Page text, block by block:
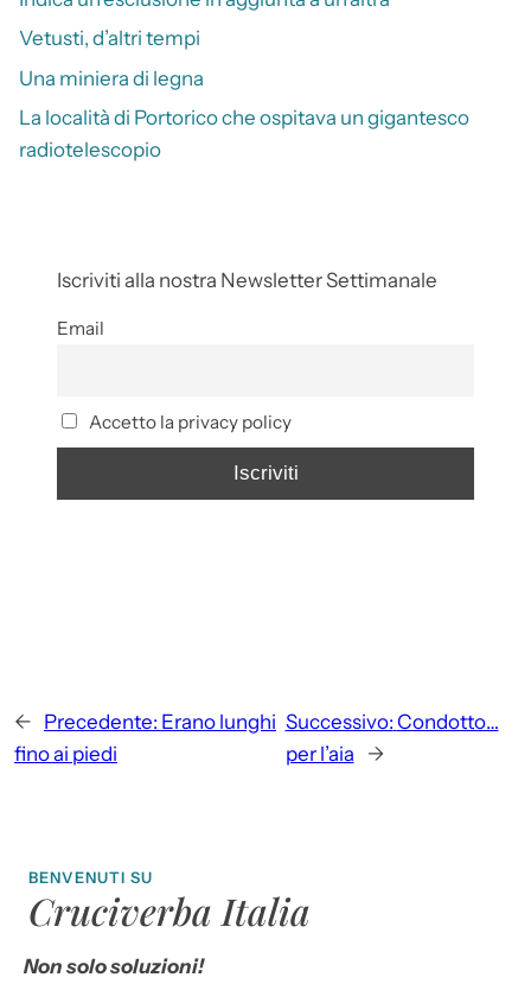
Vetusti, d’altri tempi
Una miniera di legna
La località di Portorico che ospitava un gigantesco
radiotelescopio
Iscriviti alla nostra Newsletter Settimanale
Email
Accetto la privacy policy
← Precedente: Erano lunghi
fino ai piedi
Successivo: Condotto…
per l’aia
→
BENVENUTI SU
Cruciverba Italia
Non solo soluzioni!